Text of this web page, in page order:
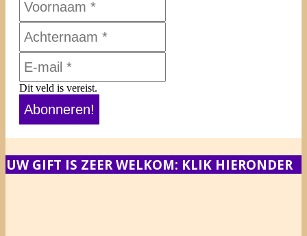
Dit veld is vereist.
UW GIFT IS ZEER WELKOM: KLIK HIERONDER